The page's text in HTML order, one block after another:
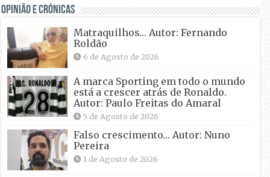
OPINIÃO E CRÓNICAS
Matraquilhos… Autor: Fernando
Roldão
6 de Agosto de 2026
A marca Sporting em todo o mundo
está a crescer atrás de Ronaldo.
Autor: Paulo Freitas do Amaral
5 de Agosto de 2026
Falso crescimento… Autor: Nuno
Pereira
1 de Agosto de 2026